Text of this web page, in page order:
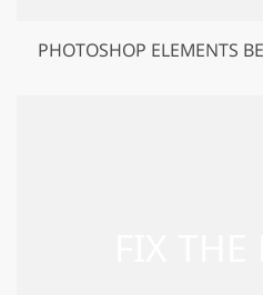
PHOTOSHOP ELEMENTS